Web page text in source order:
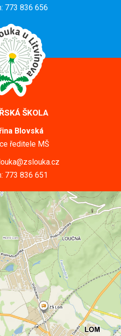
773 836 656
ŠKOLA
Blovská
ředitele MŠ
773 836 651